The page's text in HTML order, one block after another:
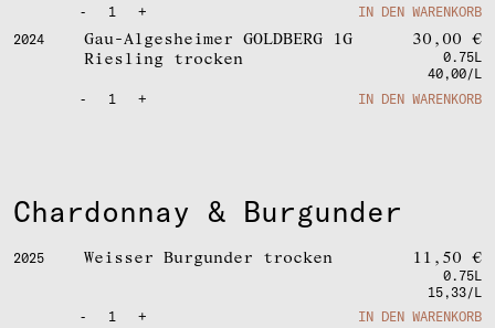
-
1 +
IN DEN WARENKORB
2024
Gau-Algesheimer GOLDBERG 1G
Riesling trocken
30,00 €
0.75L
40,00/L
-
1 + IN DEN WARENKORB
Chardonnay & Burgunder
2025 Weisser Burgunder trocken 11,50 €
0.75L
15,33/L
-
1 +
IN DEN WARENKORB